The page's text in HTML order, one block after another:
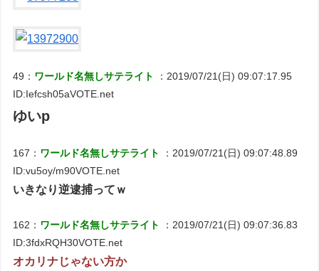
49： ワールド名無しサテライト
：2019/07/21(日) 09:07:17.95
ID:Iefcsh05aVOTE.net
ゆいp
167： ワールド名無しサテライト
：2019/07/21(日) 09:07:48.89
ID:vu5oy/m90VOTE.net
いきなり逆逮捕ってｗ
162： ワールド名無しサテライト
：2019/07/21(日) 09:07:36.83
ID:3fdxRQH30VOTE.net
オカリナじゃない方か